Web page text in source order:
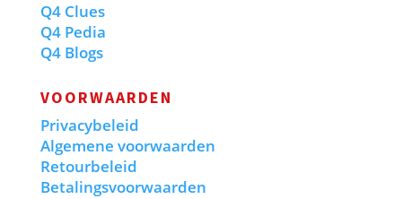
Q4 Clues
Q4 Pedia
Q4 Blogs
VOORWAARDEN
Privacybeleid
Algemene voorwaarden
Retourbeleid
Betalingsvoorwaarden